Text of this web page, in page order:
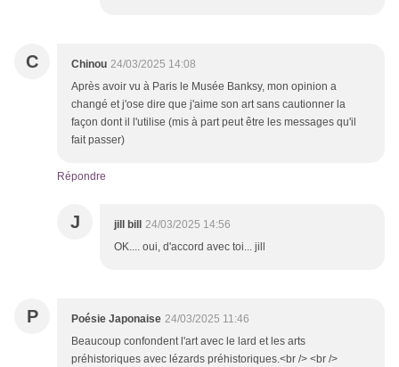
C Chinou 24/03/2025 14:08
Après avoir vu à Paris le Musée Banksy, mon opinion a
changé et j'ose dire que j'aime son art sans cautionner la
façon dont il l'utilise (mis à part peut être les messages qu'il
fait passer)
Répondre
J jill bill
24/03/2025 14:56
OK.... oui, d'accord avec toi... jill
P Poésie Japonaise 24/03/2025 11:46
Beaucoup confondent l'art avec le lard et les arts
préhistoriques avec lézards préhistoriques.<br /> <br />